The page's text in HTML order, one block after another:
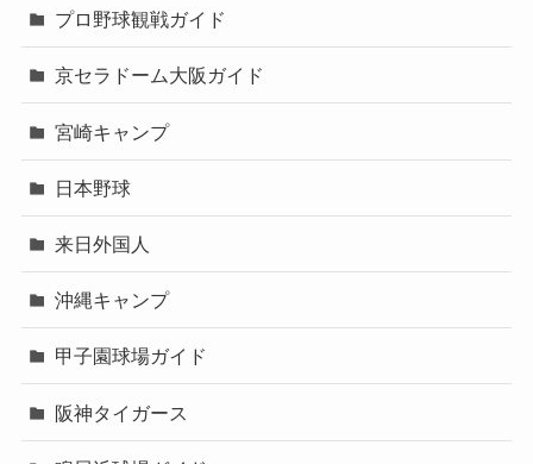
プロ野球観戦ガイド
京セラドーム大阪ガイド
宮崎キャンプ
日本野球
来日外国人
沖縄キャンプ
甲子園球場ガイド
阪神タイガース